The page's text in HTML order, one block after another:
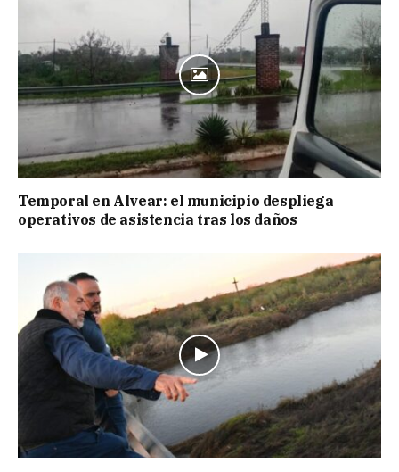
Temporal en Alvear: el municipio despliega
operativos de asistencia tras los daños